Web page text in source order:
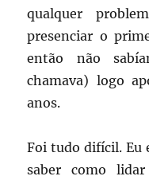
qualquer
presenciar o
então não
chamava) logo
anos.
Foi tudo difícil. Eu
saber como